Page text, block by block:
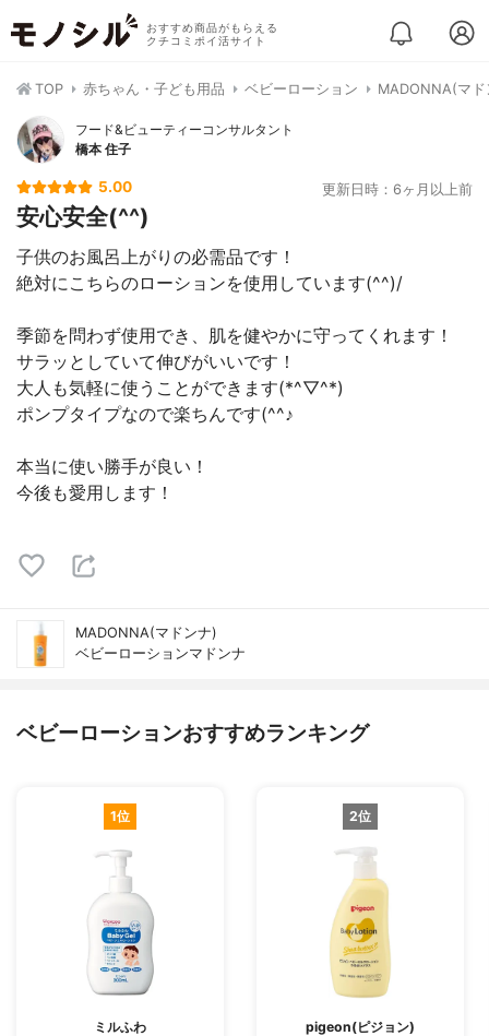
おすすめ商品がもらえる
クチコミポイ活サイト
TOP 赤ちゃん・子ども用品 ベビーローション MADONNA(マ
フード&ビューティーコンサルタント
橋本 住子
5.00 更新日時：6ヶ月以上前
安心安全(^^)
子供のお風呂上がりの必需品です！
絶対にこちらのローションを使用しています(^^)/
季節を問わず使用でき、肌を健やかに守ってくれます！
サラッとしていて伸びがいいです！
大人も気軽に使うことができます(*^▽^*)
ポンプタイプなので楽ちんです(^^♪
本当に使い勝手が良い！
今後も愛用します！
MADONNA(マドンナ)
ベビーローションマドンナ
ベビーローションおすすめランキング
1位
ミルふわ
2位
pigeon(ピジョン)